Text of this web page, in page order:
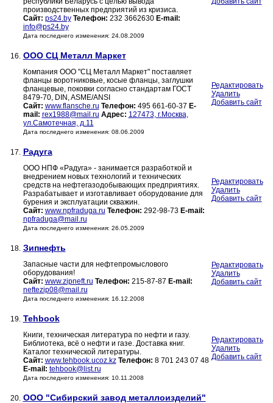
производственных предприятий из кризиса.
Сайт: ps24.by Телефон: 232 3662630 E-mail:
info@ps24.by
Дата последнего изменения: 24.08.2009
16. ООО СЦ Металл Маркет
Компания ООО "СЦ Металл Маркет" поставляет
фланцы воротниковые, косые фланцы, заглушки
фланцевые, поковки согласно стандартам ГОСТ
8479-70, DIN, ASME/ANSI
Сайт: www.flansche.ru Телефон: 495 661-60-37 E-
mail: rex1988@mail.ru Адрес: 127473, г.Москва,
ул.Самотечная, д.11
Дата последнего изменения: 08.06.2009
Редактировать
Удалить
Добавить сайт
17. Радуга
ООО НПФ «Радуга» - занимается разработкой и
внедрением новых технологий и технических
средств на нефтегазодобывающих предприятиях.
Разрабатывает и изготавливает оборудование для
бурения и эксплуатации скважин.
Сайт: www.npfraduga.ru Телефон: 292-98-73 E-mail:
npfraduga@mail.ru
Дата последнего изменения: 26.05.2009
Редактировать
Удалить
Добавить сайт
18. Зипнефть
Запасные части для нефтепромыслового
оборудования!
Сайт: www.zipneft.ru Телефон: 215-87-87 E-mail:
neftezip08@mail.ru
Дата последнего изменения: 16.12.2008
Редактировать
Удалить
Добавить сайт
19. Tehbook
Книги, техническая литература по нефти и газу.
Библиотека, всё о нефти и газе. Доставка книг.
Каталог технической литературы.
Сайт: www.tehbook.ucoz.kz Телефон: 8 701 243 07 48
E-mail: tehbook@list.ru
Дата последнего изменения: 10.11.2008
Редактировать
Удалить
Добавить сайт
20. ООО "Сибирский завод металлоизделий"